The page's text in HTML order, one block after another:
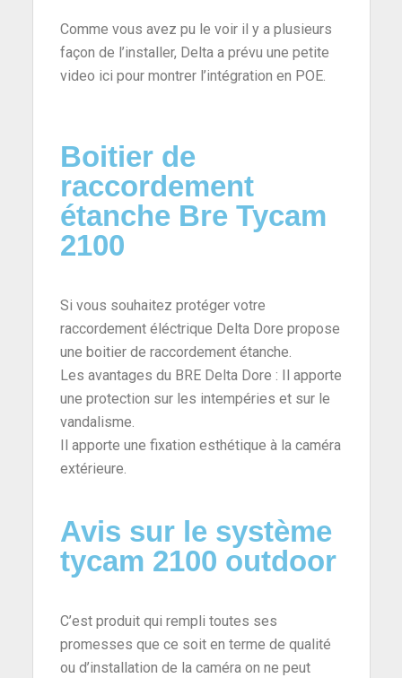
Comme vous avez pu le voir il y a plusieurs
façon de l’installer, Delta a prévu une petite
video ici pour montrer l’intégration en POE.
Boitier de
raccordement
étanche Bre Tycam
2100
Si vous souhaitez protéger votre
raccordement éléctrique Delta Dore propose
une boitier de raccordement étanche.
Les avantages du BRE Delta Dore : Il apporte
une protection sur les intempéries et sur le
vandalisme.
Il apporte une fixation esthétique à la caméra
extérieure.
Avis sur le système
tycam 2100 outdoor
C’est produit qui rempli toutes ses
promesses que ce soit en terme de qualité
ou d’installation de la caméra on ne peut